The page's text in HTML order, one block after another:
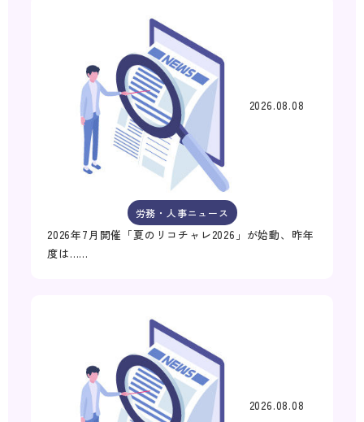
2026.08.08
労務・人事ニュース
2026年7月開催「夏のリコチャレ2026」が始動、昨年
度は……
2026.08.08